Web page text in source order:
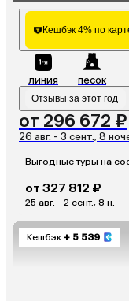
Кешбэк 4% по
линия песок
Отзывы за этот год
от 296 672 ₽
26 авг. - 3 сент., 8
Выгодные туры на
от 327 812 ₽
25 авг. - 2 сент., 8 н.
Кешбэк + 5 539